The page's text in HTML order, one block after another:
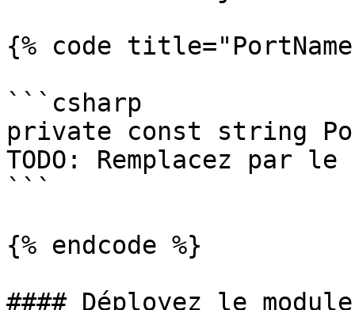
{% code
```csharp
private const string
TODO: Remplacez par
```
{% endcode %}
#### Déployez le module